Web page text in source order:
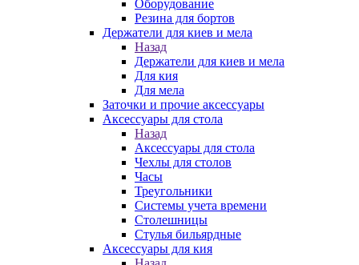
Оборудование
Резина для бортов
Держатели для киев и мела
Назад
Держатели для киев и мела
Для кия
Для мела
Заточки и прочие аксессуары
Аксессуары для стола
Назад
Аксессуары для стола
Чехлы для столов
Часы
Треугольники
Системы учета времени
Столешницы
Стулья бильярдные
Аксессуары для кия